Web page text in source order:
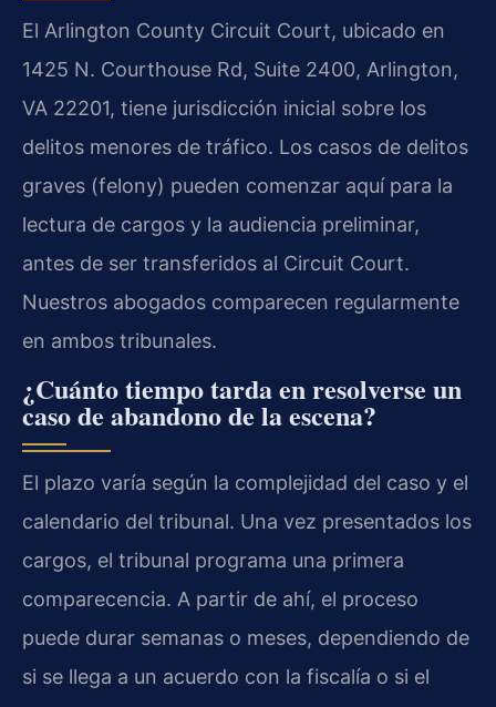
El Arlington County Circuit Court, ubicado en
1425 N. Courthouse Rd, Suite 2400, Arlington,
VA 22201, tiene jurisdicción inicial sobre los
delitos menores de tráfico. Los casos de delitos
graves (felony) pueden comenzar aquí para la
lectura de cargos y la audiencia preliminar,
antes de ser transferidos al Circuit Court.
Nuestros abogados comparecen regularmente
en ambos tribunales.
¿Cuánto tiempo tarda en resolverse un
caso de abandono de la escena?
El plazo varía según la complejidad del caso y el
calendario del tribunal. Una vez presentados los
cargos, el tribunal programa una primera
comparecencia. A partir de ahí, el proceso
puede durar semanas o meses, dependiendo de
si se llega a un acuerdo con la fiscalía o si el